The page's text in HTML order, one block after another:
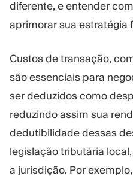
diferente, e entender
aprimorar sua estratégia
Custos de transação,
são essenciais para
ser deduzidos como
reduzindo assim sua
dedutibilidade dessas
legislação tributária
a jurisdição. Por